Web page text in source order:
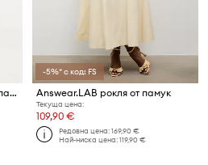
Weekend Max Mara рокля от памук GOLA
-5%* с код: FS
Answear.LAB рокля от памук
Текуща цена:
109,90 €
Редовна цена:169,90 €
Най-ниска цена:119,90 €